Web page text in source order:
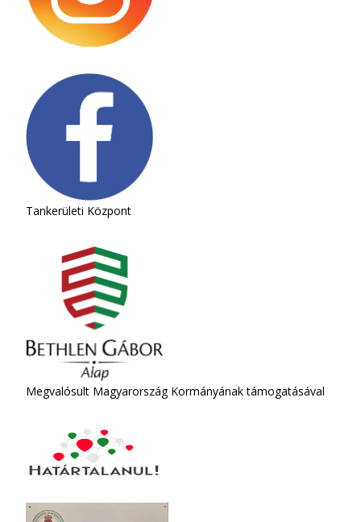
Tankerületi Központ
Megvalósult Magyarország Kormányának támogatásával